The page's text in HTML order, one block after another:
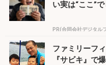
い実は“ここ”
PR(合同会社デジタル
ファミリーフ
『サビキ』で